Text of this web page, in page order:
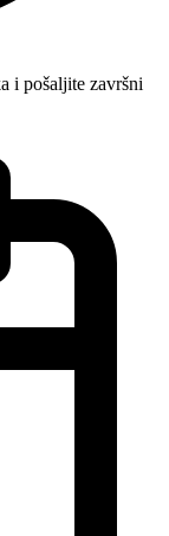
i pošaljite završni